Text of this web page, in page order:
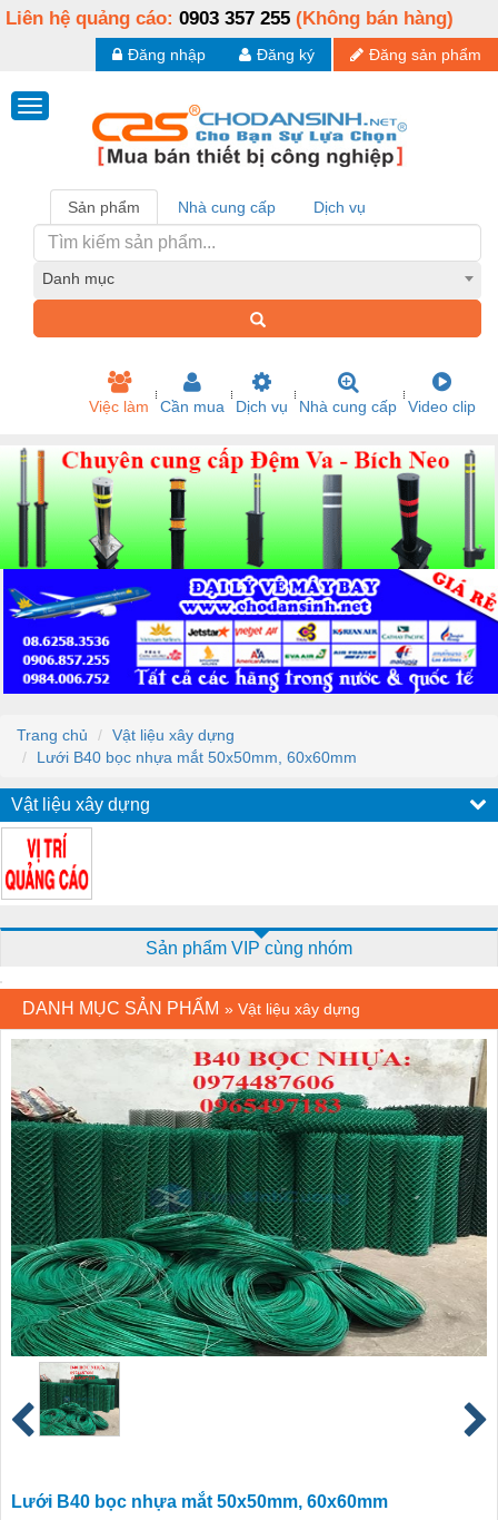
Liên hệ quảng cáo: 0903 357 255 (Không bán hàng)
Đăng sản phẩm
Đăng ký
Đăng nhập
Sản phẩm Nhà cung cấp Dịch vụ
Danh mục
Việc làm Cần mua Dịch vụ Nhà cung cấp Video clip
Trang chủ
Vật liệu xây dựng
Lưới B40 bọc nhựa mắt 50x50mm, 60x60mm
Vật liệu xây dựng
Sản phẩm VIP cùng nhóm
DANH MỤC SẢN PHẨM » Vật liệu xây dựng
Lưới B40 bọc nhựa mắt 50x50mm, 60x60mm